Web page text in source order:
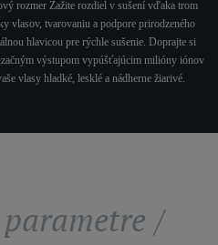
rozmer Zažite rozdiel v sušení vďaka trom
vlasov, tvarovaniu a podpore prirodzeného
hlavicou pre rýchle sušenie. Doprajte si
výstupom vypúšťajúcim milióny iónov
vlasy hladké, lesklé a nádherne žiarivé.
/